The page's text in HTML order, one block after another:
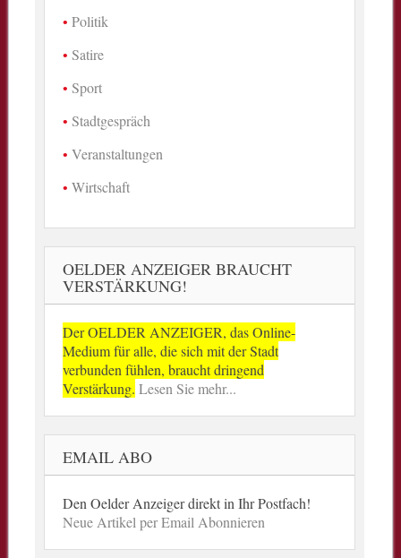
Politik
Satire
Sport
Stadtgespräch
Veranstaltungen
Wirtschaft
OELDER ANZEIGER BRAUCHT
VERSTÄRKUNG!
Der OELDER ANZEIGER, das Online-
Medium für alle, die sich mit der Stadt
verbunden fühlen, braucht dringend
Verstärkung. Lesen Sie mehr...
EMAIL ABO
Den Oelder Anzeiger direkt in Ihr Postfach!
Neue Artikel per Email Abonnieren